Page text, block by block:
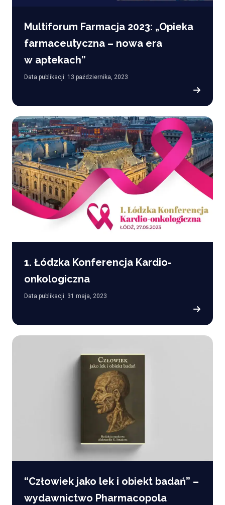
Multiforum Farmacja 2023: „Opieka
farmaceutyczna – nowa era
w aptekach”
Data publikacji: 13 października, 2023
1. Łódzka Konferencja Kardio-
onkologiczna
Data publikacji: 31 maja, 2023
“Człowiek jako lek i obiekt badań” –
wydawnictwo Pharmacopola